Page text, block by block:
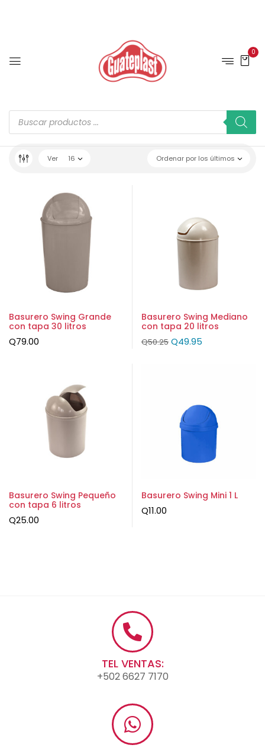
0
Ordenar por los últimos
Ver 16
Basurero Swing Grande
con tapa 30 litros
Q79.00
Basurero Swing Mediano
con tapa 20 litros
Q50.25 Q49.95
Basurero Swing Pequeño
con tapa 6 litros
Q25.00
Basurero Swing Mini 1 L
Q11.00
TEL VENTAS:
+502 6627 7170